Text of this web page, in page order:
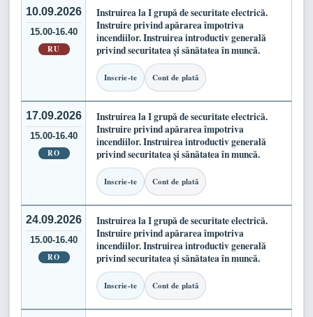
10.09.2026
15.00-16.40
RU
Instruirea la I grupă de securitate electrică.
Instruire privind apărarea împotriva
incendiilor. Instruirea introductiv generală
privind securitatea și sănătatea în muncă.
Inscrie-te Cont de plată
17.09.2026
15.00-16.40
RO
Instruirea la I grupă de securitate electrică.
Instruire privind apărarea împotriva
incendiilor. Instruirea introductiv generală
privind securitatea și sănătatea în muncă.
Inscrie-te Cont de plată
24.09.2026
15.00-16.40
RO
Instruirea la I grupă de securitate electrică.
Instruire privind apărarea împotriva
incendiilor. Instruirea introductiv generală
privind securitatea și sănătatea în muncă.
Inscrie-te Cont de plată